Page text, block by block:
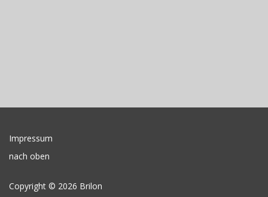
Impressum
nach oben
Copyright © 2026 Brilon